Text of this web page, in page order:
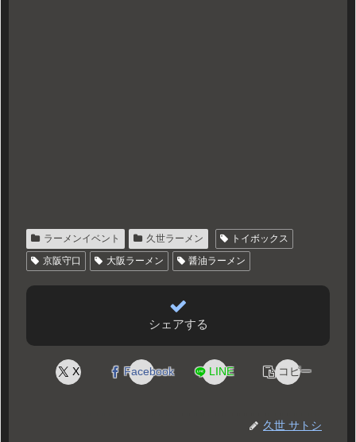
ラーメンイベント 久世ラーメン
トイボックス
京阪守口
大阪ラーメン 醤油ラーメン
シェアする
X Facebook LINE コピー
久世 サトシ